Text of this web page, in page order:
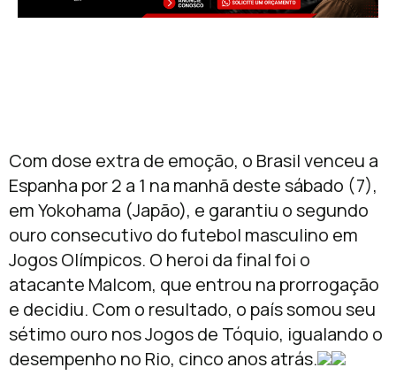
Com dose extra de emoção, o Brasil venceu a
Espanha por 2 a 1 na manhã deste sábado (7),
em Yokohama (Japão), e garantiu o segundo
ouro consecutivo do futebol masculino em
Jogos Olímpicos. O heroi da final foi o
atacante Malcom, que entrou na prorrogação
e decidiu. Com o resultado, o país somou seu
sétimo ouro nos Jogos de Tóquio, igualando o
desempenho no Rio, cinco anos atrás.